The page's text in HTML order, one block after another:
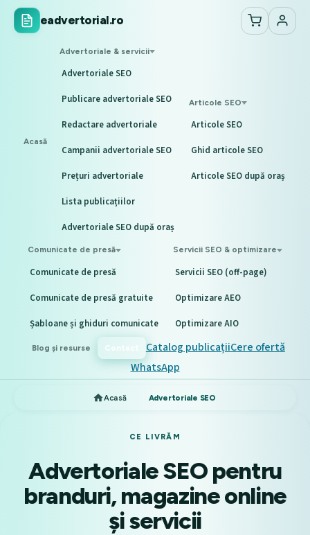
eadvertorial.ro
Acasă
Advertoriale & servicii
Advertoriale SEO
Publicare advertoriale SEO
Redactare advertoriale
Campanii advertoriale SEO
Prețuri advertoriale
Lista publicațiilor
Advertoriale SEO după oraș
Articole SEO
Articole SEO
Ghid articole SEO
Articole SEO după oraș
Comunicate de presă
Comunicate de presă
Comunicate de presă gratuite
Șabloane și ghiduri comunicate
Servicii SEO & optimizare
Servicii SEO (off-page)
Optimizare AEO
Optimizare AIO
Blog și resurse Contact Catalog publicațiiCere ofertă
WhatsApp
Acasă Advertoriale SEO
CE LIVRĂM
Advertoriale SEO pentru
branduri, magazine online
și servicii